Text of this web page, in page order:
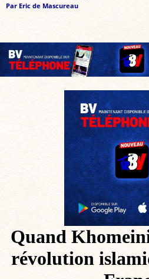
Par Eric de Mascureau
Quand
révolution